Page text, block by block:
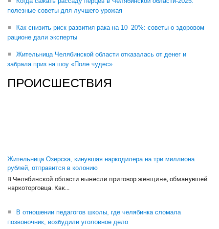
полезные советы для лучшего урожая
Как снизить риск развития рака на 10–20%: советы о здоровом
рационе дали эксперты
Жительница Челябинской области отказалась от денег и
забрала приз на шоу «Поле чудес»
ПРОИСШЕСТВИЯ
Жительница Озерска, кинувшая наркодилера на три миллиона
рублей, отправится в колонию
В Челябинской области вынесли приговор женщине, обманувшей
наркоторговца. Как...
В отношении педагогов школы, где челябинка сломала
позвоночник, возбудили уголовное дело